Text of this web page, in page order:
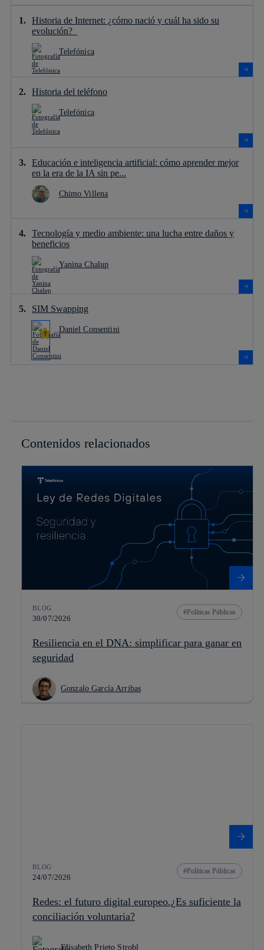
Historia de Internet: ¿cómo nació y cuál ha sido su
evolución?
Telefónica
Historia del teléfono
Telefónica
Educación e inteligencia artificial: cómo aprender mejor
en la era de la IA sin pe...
Chimo Villena
Tecnología y medio ambiente: una lucha entre daños y
beneficios
Yanina Chalup
SIM Swapping
Daniel Consentini
Contenidos relacionados
BLOG
30/07/2026
Políticas Públicas
Resiliencia en el DNA: simplificar para ganar en
seguridad
Gonzalo García Arribas
BLOG
24/07/2026
Políticas Públicas
Redes: el futuro digital europeo.¿Es suficiente la
conciliación voluntaria?
Elisabeth Prieto Strobl